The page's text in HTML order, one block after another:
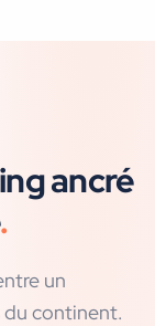
ancré
.
un
du continent.